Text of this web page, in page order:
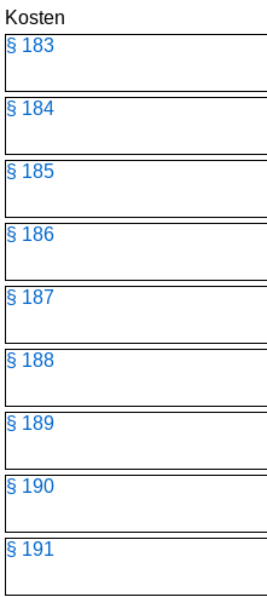
Kosten
§ 183
§ 184
§ 185
§ 186
§ 187
§ 188
§ 189
§ 190
§ 191